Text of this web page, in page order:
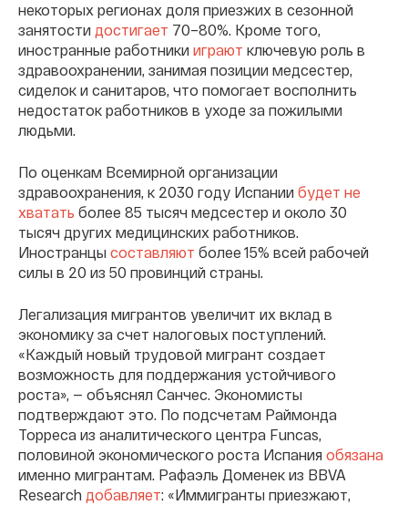
некоторых регионах доля приезжих в сезонной
занятости достигает 70–80%. Кроме того,
иностранные работники играют ключевую роль в
здравоохранении, занимая позиции медсестер,
сиделок и санитаров, что помогает восполнить
недостаток работников в уходе за пожилыми
людьми.
По оценкам Всемирной организации
здравоохранения, к 2030 году Испании будет не
хватать более 85 тысяч медсестер и около 30
тысяч других медицинских работников.
Иностранцы составляют более 15% всей рабочей
силы в 20 из 50 провинций страны.
Легализация мигрантов увеличит их вклад в
экономику за счет налоговых поступлений.
«Каждый новый трудовой мигрант создает
возможность для поддержания устойчивого
роста», — объяснял Санчес. Экономисты
подтверждают это. По подсчетам Раймонда
Торреса из аналитического центра Funcas,
половиной экономического роста Испания обязана
именно мигрантам. Рафаэль Доменек из BBVA
Research добавляет: «Иммигранты приезжают,